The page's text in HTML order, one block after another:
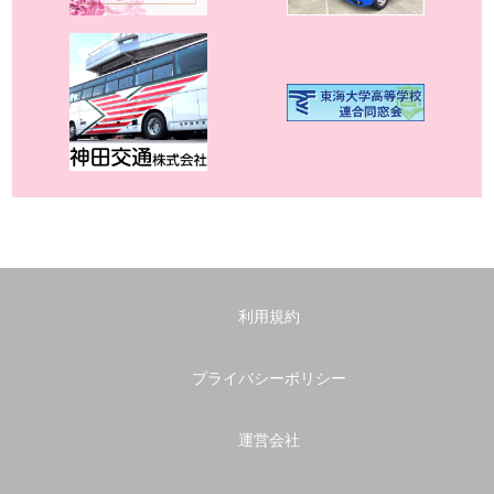
利用規約
プライバシーポリシー
運営会社